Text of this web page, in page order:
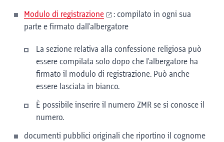
Modulo di registrazione
: compilato in ogni sua
parte e firmato dall'albergatore
La sezione relativa alla confessione religiosa può
essere compilata solo dopo che l'albergatore ha
firmato il modulo di registrazione. Può anche
essere lasciata in bianco.
È possibile inserire il numero ZMR se si conosce il
numero.
documenti pubblici originali che riportino il cognome